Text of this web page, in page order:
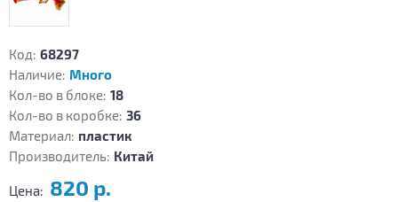
Код: 68297
Наличие: Много
Кол-во в блоке: 18
Кол-во в коробке: 36
Материал: пластик
Производитель: Китай
Цена: 820 р.